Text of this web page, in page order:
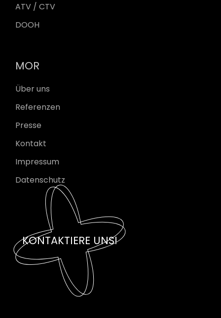
ATV / CTV
DOOH
MOR
Über uns
Referenzen
Presse
Kontakt
Impressum
Datenschutz
KONTAKTIERE UNS!